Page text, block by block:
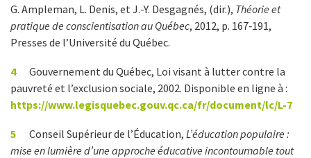
G. Ampleman, L. Denis, et J.-Y. Desgagnés, (dir.), Théorie et
pratique de conscientisation au Québec, 2012, p. 167‑191,
Presses de l’Université du Québec.
4
Gouvernement du Québec, Loi visant à lutter contre la
pauvreté et l’exclusion sociale, 2002. Disponible en ligne à :
https://www.legisquebec.gouv.qc.ca/fr/document/lc/L-7
5 Conseil Supérieur de l’Éducation, L’éducation populaire :
mise en lumière d’une approche éducative incontournable tout